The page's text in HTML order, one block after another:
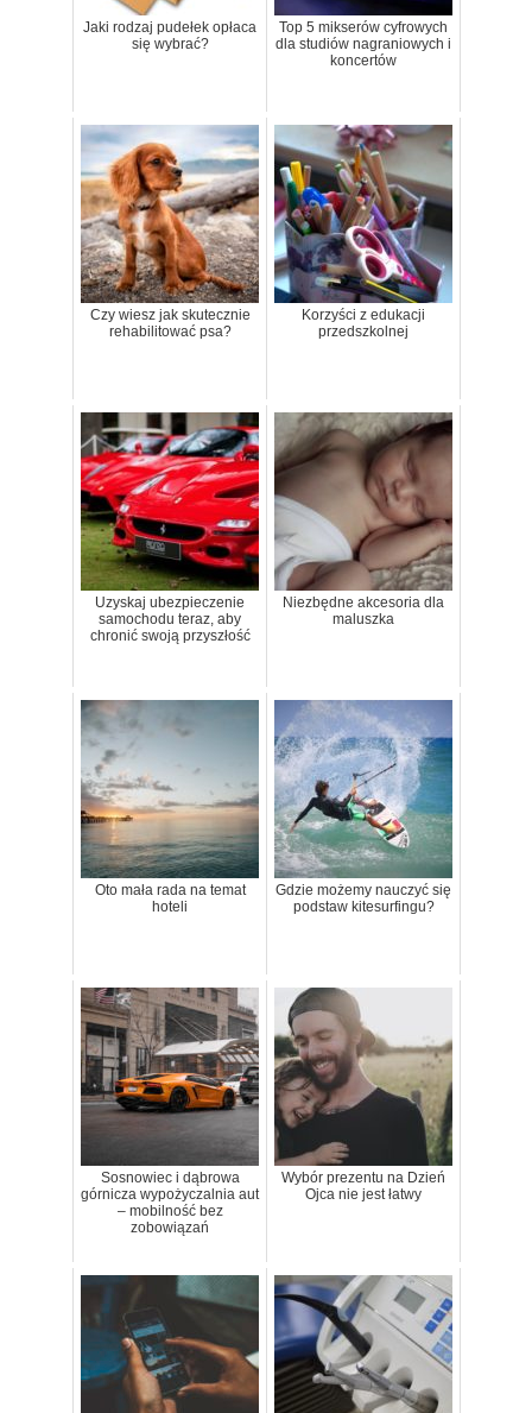
Jaki rodzaj pudełek opłaca
się wybrać?
Top 5 mikserów cyfrowych
dla studiów nagraniowych i
koncertów
Czy wiesz jak skutecznie
rehabilitować psa?
Korzyści z edukacji
przedszkolnej
Uzyskaj ubezpieczenie
samochodu teraz, aby
chronić swoją przyszłość
Niezbędne akcesoria dla
maluszka
Oto mała rada na temat
hoteli
Gdzie możemy nauczyć się
podstaw kitesurfingu?
Sosnowiec i dąbrowa
górnicza wypożyczalnia aut
– mobilność bez
zobowiązań
Wybór prezentu na Dzień
Ojca nie jest łatwy